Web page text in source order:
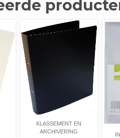
KLASSEMENT EN
ARCHIVERING